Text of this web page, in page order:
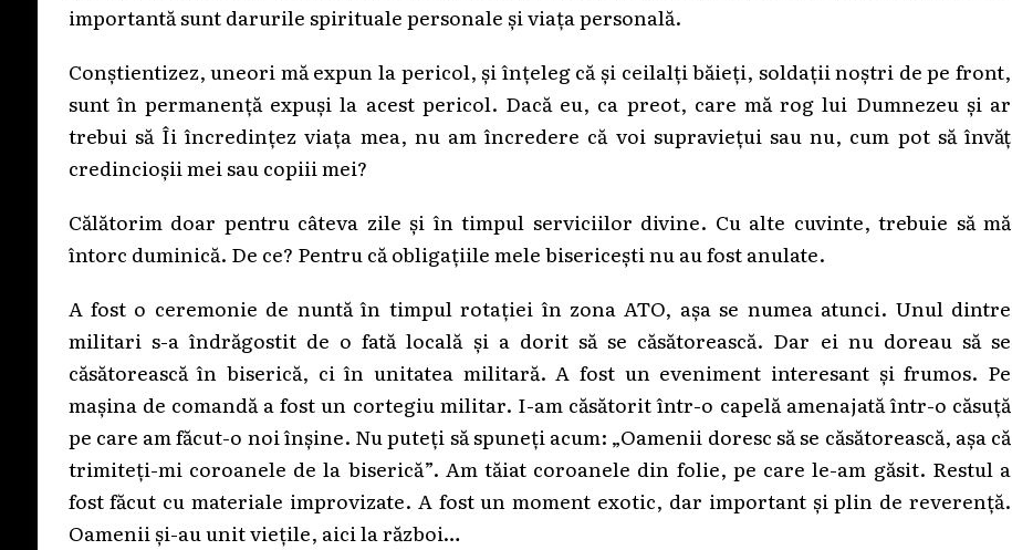
importantă sunt darurile spirituale personale și viața personală.
Conștientizez, uneori mă expun la pericol, și înțeleg că și ceilalți băieți, soldații noștri de pe front,
sunt în permanență expuși la acest pericol. Dacă eu, ca preot, care mă rog lui Dumnezeu și ar
trebui să Îi încredințez viața mea, nu am încredere că voi supraviețui sau nu, cum pot să învăț
credincioșii mei sau copiii mei?
Călătorim doar pentru câteva zile și în timpul serviciilor divine. Cu alte cuvinte, trebuie să mă
întorc duminică. De ce? Pentru că obligațiile mele bisericești nu au fost anulate.
A fost o ceremonie de nuntă în timpul rotației în zona ATO, așa se numea atunci. Unul dintre
militari s-a îndrăgostit de o fată locală și a dorit să se căsătorească. Dar ei nu doreau să se
căsătorească în biserică, ci în unitatea militară. A fost un eveniment interesant și frumos. Pe
mașina de comandă a fost un cortegiu militar. I-am căsătorit într-o capelă amenajată într-o căsuță
pe care am făcut-o noi înșine. Nu puteți să spuneți acum: „Oamenii doresc să se căsătorească, așa că
trimiteți-mi coroanele de la biserică”. Am tăiat coroanele din folie, pe care le-am găsit. Restul a
fost făcut cu materiale improvizate. A fost un moment exotic, dar important și plin de reverență.
Oamenii și-au unit viețile, aici la război…